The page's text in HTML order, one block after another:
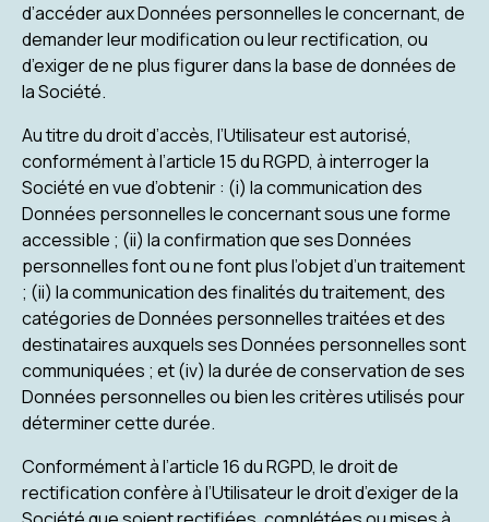
d’accéder aux Données personnelles le concernant, de
demander leur modification ou leur rectification, ou
d’exiger de ne plus figurer dans la base de données de
la Société.
Au titre du droit d’accès, l’Utilisateur est autorisé,
conformément à l’article 15 du RGPD, à interroger la
Société en vue d’obtenir : (i) la communication des
Données personnelles le concernant sous une forme
accessible ; (ii) la confirmation que ses Données
personnelles font ou ne font plus l’objet d’un traitement
; (ii) la communication des finalités du traitement, des
catégories de Données personnelles traitées et des
destinataires auxquels ses Données personnelles sont
communiquées ; et (iv) la durée de conservation de ses
Données personnelles ou bien les critères utilisés pour
déterminer cette durée.
Conformément à l’article 16 du RGPD, le droit de
rectification confère à l’Utilisateur le droit d’exiger de la